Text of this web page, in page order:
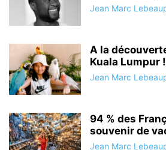
Jean Marc
A la
Kuala Lumpur !
Jean Marc
94 % des
souvenir de
Jean Marc